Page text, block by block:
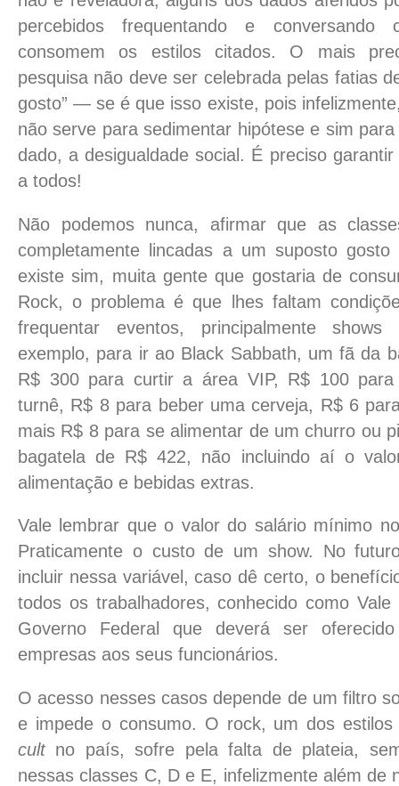
percebidos frequentando e conversando
consomem os estilos citados. O mais
pesquisa não deve ser celebrada pelas fatias
gosto” — se é que isso existe, pois
não serve para sedimentar hipótese e sim
dado, a desigualdade social. É preciso
a todos!
Não podemos nunca, afirmar que as
completamente lincadas a um suposto gosto
existe sim, muita gente que gostaria de
Rock, o problema é que lhes faltam
frequentar eventos, principalmente shows
exemplo, para ir ao Black Sabbath, um fã da
R$ 300 para curtir a área VIP, R$ 100 para
turnê, R$ 8 para beber uma cerveja, R$ 6
mais R$ 8 para se alimentar de um churro ou
bagatela de R$ 422, não incluindo aí o
alimentação e bebidas extras.
Vale lembrar que o valor do salário mínimo
Praticamente o custo de um show. No
incluir nessa variável, caso dê certo, o
todos os trabalhadores, conhecido como
Governo Federal que deverá ser
empresas aos seus funcionários.
O acesso nesses casos depende de um filtro
e impede o consumo. O rock, um dos estilos
cult no país, sofre pela falta de plateia,
nessas classes C, D e E, infelizmente além de